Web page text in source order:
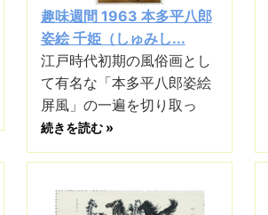
趣味週間 1963 本多平八郎
姿絵 千姫（しゅみし...
江戸時代初期の風俗画とし
て有名な「本多平八郎姿絵
屏風」の一遍を切り取っ
続きを読む »